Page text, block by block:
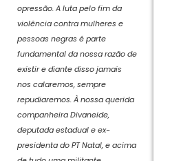
opressão. A luta pelo fim da
violência contra mulheres e
pessoas negras é parte
fundamental da nossa razão de
existir e diante disso jamais
nos calaremos, sempre
repudiaremos. À nossa querida
companheira Divaneide,
deputada estadual e ex-
presidenta do PT Natal, e acima